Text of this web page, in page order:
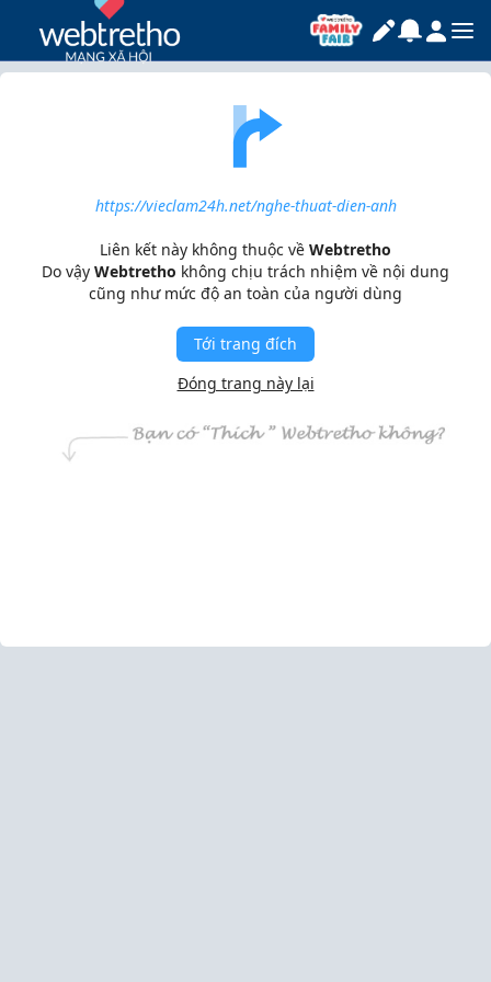
https://vieclam24h.net/nghe-thuat-dien-anh
Liên kết này không thuộc về Webtretho
Do vậy Webtretho không chịu trách nhiệm về nội dung
cũng như mức độ an toàn của người dùng
Tới trang đích
Đóng trang này lại